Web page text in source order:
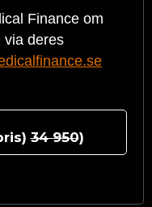
Finance om
via deres
34 950)